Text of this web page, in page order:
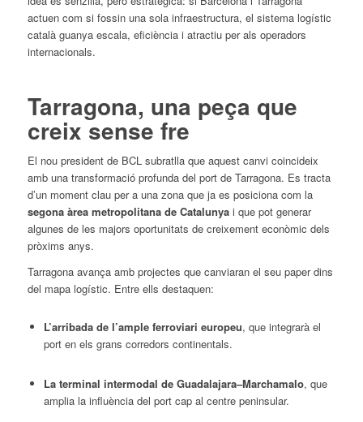
actuen com si fossin una sola infraestructura, el sistema logístic
català guanya escala, eficiència i atractiu per als operadors
internacionals.
Tarragona, una peça que
creix sense fre
El nou president de BCL subratlla que aquest canvi coincideix
amb una transformació profunda del port de Tarragona. Es tracta
d’un moment clau per a una zona que ja es posiciona com la
segona àrea metropolitana de Catalunyai que pot generar
algunes de les majors oportunitats de creixement econòmic dels
pròxims anys.
Tarragona avança amb projectes que canviaran el seu paper dins
del mapa logístic. Entre ells destaquen:
L’arribada de l’ample ferroviari europeu, que integrarà el
port en els grans corredors continentals.
La terminal intermodal de Guadalajara–Marchamalo, que
amplia la influència del port cap al centre peninsular.